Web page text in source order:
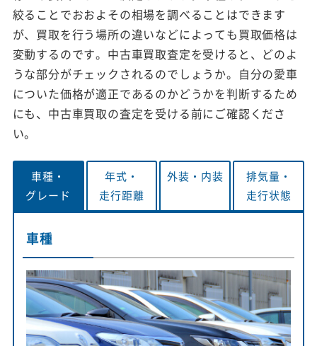
絞ることでおおよその相場を調べることはできます
が、買取を行う場所の違いなどによっても買取価格は
変動するのです。中古車買取査定を受けると、どのよ
うな部分がチェックされるのでしょうか。自分の愛車
についた価格が適正であるのかどうかを判断するため
にも、中古車買取の査定を受ける前にご確認くださ
い。
車種・
グレード
年式・
走行距離
外装・ 内装
排気量・
走行状態
車種